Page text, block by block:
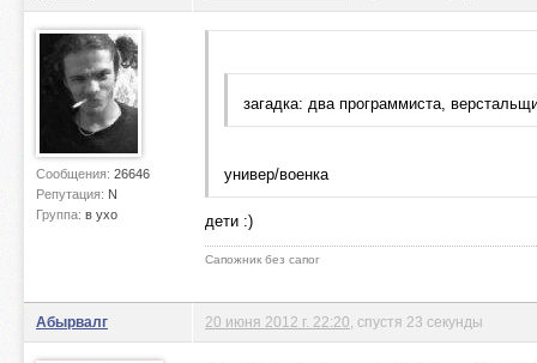
Сообщения: 26646
Репутация: N
Группа: в ухо
загадка: два программиста,
универ/военка
дети :)
Сапожник без сапог
Абырвалг 20 июня 2012 г. 22:20 , спустя 23 секунды